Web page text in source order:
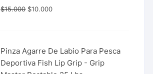
$15.000 $10.000
Pinza Agarre De Labio Para Pesca
Deportiva Fish Lip Grip - Grip